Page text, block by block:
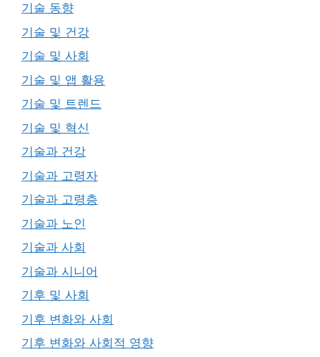
기술 동향
기술 및 건강
기술 및 사회
기술 및 앱 활용
기술 및 트렌드
기술 및 혁신
기술과 건강
기술과 고령자
기술과 고령층
기술과 노인
기술과 사회
기술과 시니어
기후 및 사회
기후 변화와 사회
기후 변화와 사회적 영향